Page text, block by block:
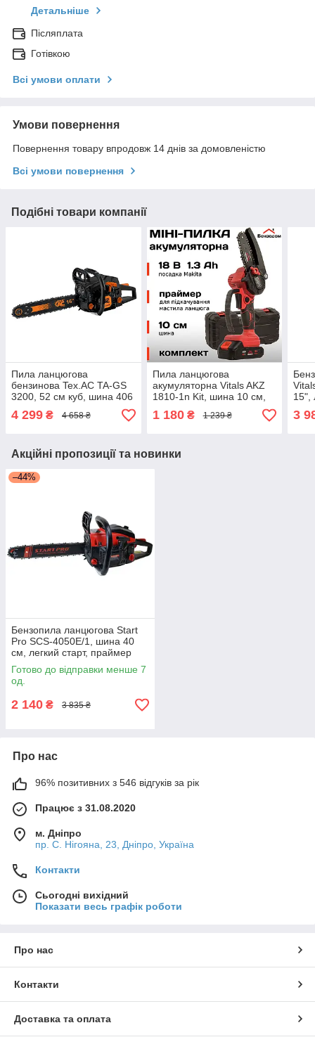
Детальніше
Післяплата
Готівкою
Всі умови оплати
Умови повернення
Повернення товару впродовж 14 днів за домовленістю
Всі умови повернення
Подібні товари компанії
Пила ланцюгова
бензинова Tex.AC TA-GS
3200, 52 см куб, шина 406
мм, легкий старт, праймер
4 299 ₴ 4 658 ₴
Пила ланцюгова
акумуляторна Vitals AKZ
1810-1n Kit, шина 10 см,
18 В, 1.3 А/год, праймер,
кейс, АКБ і ЗП у комплекті
1 180₴ 1 239 ₴
15",
3
Акційні пропозиції та новинки
–44%
Бензопила ланцюгова Start
Pro SCS-4050E/1, шина 40
см, легкий старт, праймер
Готово до відправки менше 7
од.
2 140 ₴ 3 835 ₴
Про нас
96% позитивних з 546 відгуків за рік
Працює з 31.08.2020
м. Дніпро
пр. С. Нігояна, 23, Дніпро, Україна
Контакти
Сьогодні вихідний
Показати весь графік роботи
Про нас
Контакти
Доставка та оплата